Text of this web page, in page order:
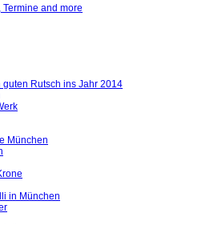
Rutsch ins Jahr 2014
München
in München